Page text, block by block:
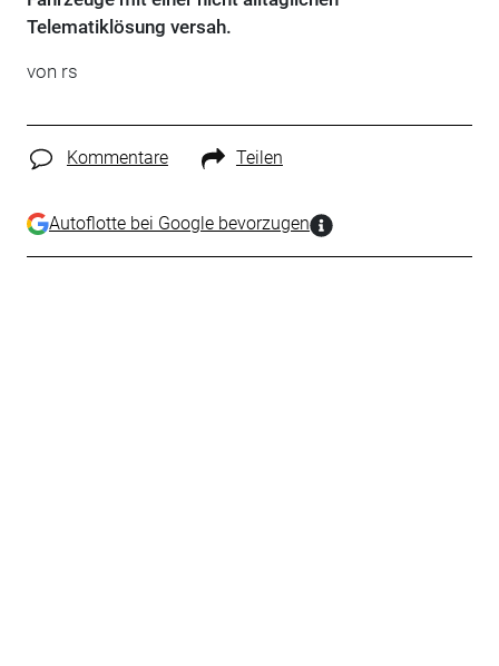
Telematiklösung versah.
von rs
Kommentare Teilen
Autoflotte bei Google bevorzugen